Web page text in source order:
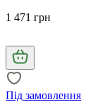
1 471 грн
Під замовлення